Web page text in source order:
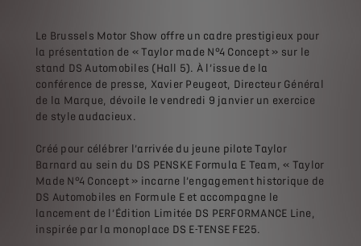
Le Brussels Motor Show offre un cadre prestigieux pour
la présentation de « Taylor made N°4 Concept » sur le
stand DS Automobiles (Hall 5). À l’issue de la
conférence de presse, Xavier Peugeot, Directeur Général
de la Marque, dévoile le vendredi 9 janvier un exercice
de style audacieux.
Créé pour célébrer l’arrivée du jeune pilote Taylor
Barnard au sein du DS PENSKE Formula E Team, « Taylor
Made N°4 Concept » incarne l’engagement historique de
DS Automobiles en Formule E et accompagne le
lancement de l’Édition Limitée DS PERFORMANCE Line,
inspirée par la monoplace DS E-TENSE FE25.